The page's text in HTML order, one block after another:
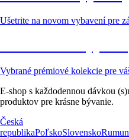
Ušetrite na novom vybavení pre
Vybrané prémiové kolekcie pre
E-shop s každodennou dávkou
produktov pre krásne bývanie.
Česká
republikaPoľskoSlovensko